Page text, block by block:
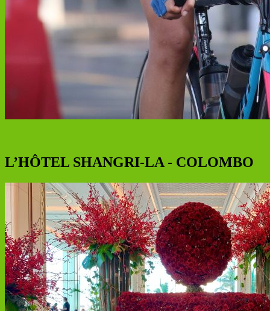
L’HÔTEL SHANGRI-LA - COLOMBO